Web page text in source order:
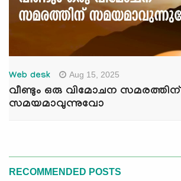
Web desk Aug 15, 2025
വീണ്ടും ഒരു വിമോചന സമരത്തിന്
സമയമാവുന്നുവോ
RECOMMENDED POSTS